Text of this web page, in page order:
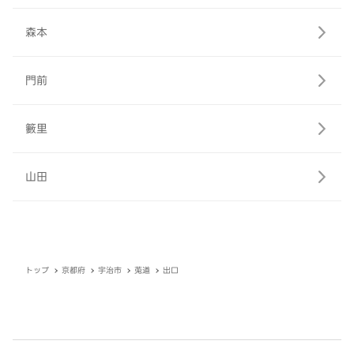
森本
門前
籔里
山田
トップ 京都府 宇治市 莵道 出口